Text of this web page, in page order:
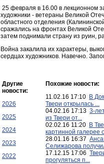
25 февраля в 16.00 в лекционном
художники - ветераны Великой
областного отделения
сражались на фронтах Великой
затем поднимали страну из руин,
Война закалила их характеры,
сердцах художников. Навечно.
Другие
новости:
2026
2025
2024
2023
2022
Похожие новости:
11.02.16 17:10 В
Твери открылась ...
04.02.16 17:13 3-
из Твери от...
02.02.16 11:20 В
картинной галерее
28.01.16 16:37
Селижарова
17.12.15 17:06
прогуляться п...